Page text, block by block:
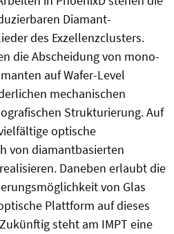
Diamant-
des Exzellenzclusters.
die Abscheidung von mono-
auf Wafer-Level
mechanischen
Strukturierung. Auf
optische
von diamantbasierten
Daneben erlaubt die
von Glas
Plattform auf dieses
steht am IMPT eine